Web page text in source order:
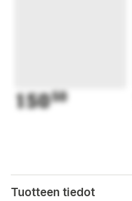
15050
Tuotteen tiedot